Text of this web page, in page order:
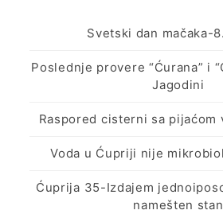
Svetski dan mačaka-
Poslednje provere “Ćurana” i
Jagodini
Raspored cisterni sa pijaćom
Voda u Ćupriji nije
Ćuprija 35-Izdajem
namešten stan